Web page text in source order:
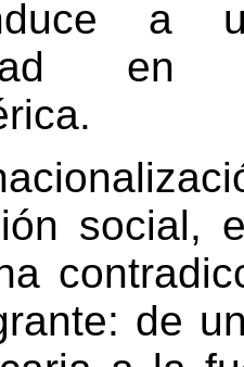
a
social,
de